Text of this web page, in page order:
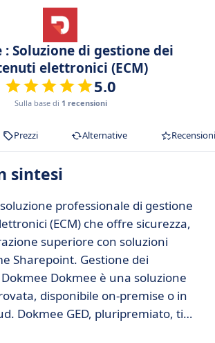
: Soluzione di gestione dei
elettronici (ECM)
5.0
Sulla base di 1 recensioni
Prezzi Alternative Recensioni
sintesi
professionale di gestione
(ECM) che offre sicurezza,
superiore con soluzioni
Sharepoint. Gestione dei
Dokmee è una soluzione
disponibile on-premise o in
Dokmee GED, pluripremiato, ti